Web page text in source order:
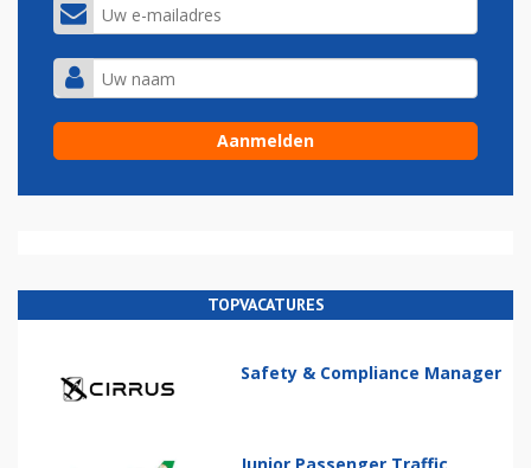
TOPVACATURES
Safety & Compliance Manager
Junior Passenger Traffic